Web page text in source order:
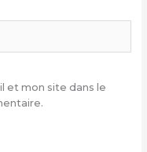
et mon site dans le